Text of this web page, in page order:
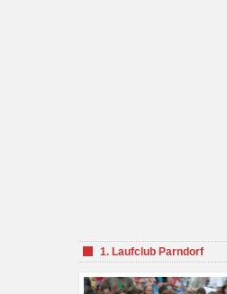
1. Laufclub Parndorf